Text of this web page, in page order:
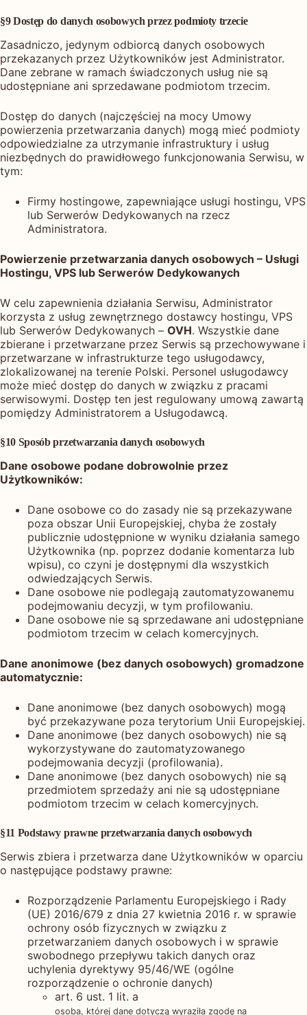
§9 Dostęp do danych osobowych przez podmioty trzecie
Zasadniczo, jedynym odbiorcą danych osobowych
przekazanych przez Użytkowników jest Administrator.
Dane zebrane w ramach świadczonych usług nie są
udostępniane ani sprzedawane podmiotom trzecim.
Dostęp do danych (najczęściej na mocy Umowy
powierzenia przetwarzania danych) mogą mieć podmioty
odpowiedzialne za utrzymanie infrastruktury i usług
niezbędnych do prawidłowego funkcjonowania Serwisu, w
tym:
Firmy hostingowe, zapewniające usługi hostingu, VPS
lub Serwerów Dedykowanych na rzecz
Administratora.
Powierzenie przetwarzania danych osobowych – Usługi
Hostingu, VPS lub Serwerów Dedykowanych
W celu zapewnienia działania Serwisu, Administrator
korzysta z usług zewnętrznego dostawcy hostingu, VPS
lub Serwerów Dedykowanych – OVH. Wszystkie dane
zbierane i przetwarzane przez Serwis są przechowywane i
przetwarzane w infrastrukturze tego usługodawcy,
zlokalizowanej na terenie Polski. Personel usługodawcy
może mieć dostęp do danych w związku z pracami
serwisowymi. Dostęp ten jest regulowany umową zawartą
pomiędzy Administratorem a Usługodawcą.
§10 Sposób przetwarzania danych osobowych
Dane osobowe podane dobrowolnie przez
Użytkowników:
Dane osobowe co do zasady nie są przekazywane
poza obszar Unii Europejskiej, chyba że zostały
publicznie udostępnione w wyniku działania samego
Użytkownika (np. poprzez dodanie komentarza lub
wpisu), co czyni je dostępnymi dla wszystkich
odwiedzających Serwis.
Dane osobowe nie podlegają zautomatyzowanemu
podejmowaniu decyzji, w tym profilowaniu.
Dane osobowe nie są sprzedawane ani udostępniane
podmiotom trzecim w celach komercyjnych.
Dane anonimowe (bez danych osobowych) gromadzone
automatycznie:
Dane anonimowe (bez danych osobowych) mogą
być przekazywane poza terytorium Unii Europejskiej.
Dane anonimowe (bez danych osobowych) nie są
wykorzystywane do zautomatyzowanego
podejmowania decyzji (profilowania).
Dane anonimowe (bez danych osobowych) nie są
przedmiotem sprzedaży ani nie są udostępniane
podmiotom trzecim w celach komercyjnych.
§11 Podstawy prawne przetwarzania danych osobowych
Serwis zbiera i przetwarza dane Użytkowników w oparciu
o następujące podstawy prawne:
Rozporządzenie Parlamentu Europejskiego i Rady
(UE) 2016/679 z dnia 27 kwietnia 2016 r. w sprawie
ochrony osób fizycznych w związku z
przetwarzaniem danych osobowych i w sprawie
swobodnego przepływu takich danych oraz
uchylenia dyrektywy 95/46/WE (ogólne
rozporządzenie o ochronie danych)
art. 6 ust. 1 lit. a
osoba, której dane dotyczą wyraziła zgodę na